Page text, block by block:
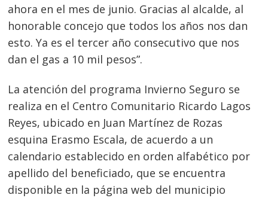
ahora en el mes de junio. Gracias al alcalde, al
honorable concejo que todos los años nos dan
esto. Ya es el tercer año consecutivo que nos
dan el gas a 10 mil pesos”.
La atención del programa Invierno Seguro se
realiza en el Centro Comunitario Ricardo Lagos
Reyes, ubicado en Juan Martínez de Rozas
esquina Erasmo Escala, de acuerdo a un
calendario establecido en orden alfabético por
apellido del beneficiado, que se encuentra
disponible en la página web del municipio